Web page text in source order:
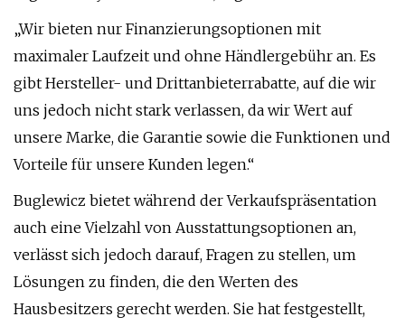
„Wir bieten nur Finanzierungsoptionen mit
maximaler Laufzeit und ohne Händlergebühr an. Es
gibt Hersteller- und Drittanbieterrabatte, auf die wir
uns jedoch nicht stark verlassen, da wir Wert auf
unsere Marke, die Garantie sowie die Funktionen und
Vorteile für unsere Kunden legen.“
Buglewicz bietet während der Verkaufspräsentation
auch eine Vielzahl von Ausstattungsoptionen an,
verlässt sich jedoch darauf, Fragen zu stellen, um
Lösungen zu finden, die den Werten des
Hausbesitzers gerecht werden. Sie hat festgestellt,